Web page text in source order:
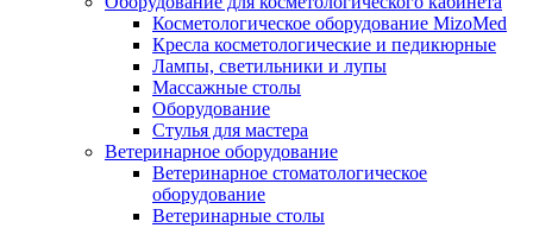
Косметологическое оборудование MizoMed
Кресла косметологические и педикюрные
Лампы, светильники и лупы
Массажные столы
Оборудование
Стулья для мастера
Ветеринарное оборудование
Ветеринарное стоматологическое
оборудование
Ветеринарные столы